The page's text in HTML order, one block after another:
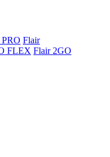
Flair
FLEX Flair 2GO